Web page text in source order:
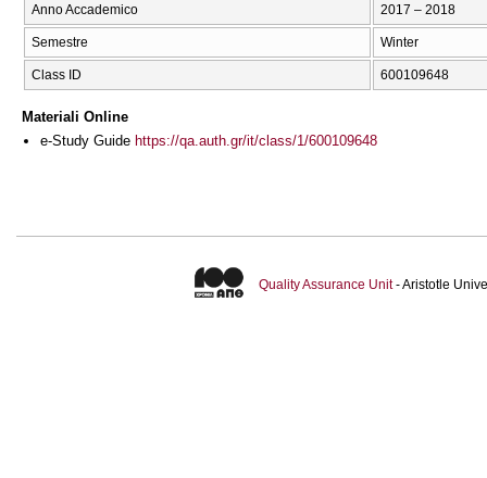
Anno Accademico 2017 – 2018
Semestre Winter
Class ID 600109648
Materiali Online
e-Study Guide https://qa.auth.gr/it/class/1/600109648
Quality Assurance Unit- Aristotle